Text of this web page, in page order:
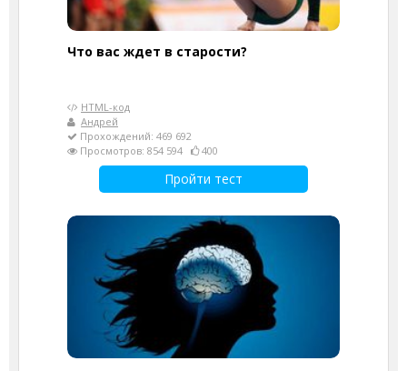
Что вас ждет в старости?
HTML-код
Андрей
Прохождений: 469 692
Просмотров: 854 594
400
Пройти тест